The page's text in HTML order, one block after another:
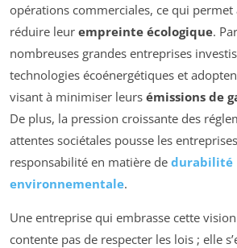
opérations commerciales, ce qui
réduire leur empreinte écologique.
nombreuses grandes entreprises
technologies écoénergétiques et
visant à minimiser leurs émissions de
De plus, la pression croissante des
attentes sociétales pousse les
responsabilité en matière de durabilité
environnementale.
Une entreprise qui embrasse cette
contente pas de respecter les lois ; elle